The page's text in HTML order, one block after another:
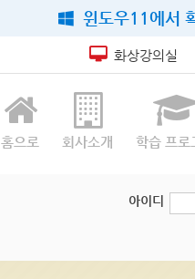
윈도우11에서
화상강의실
홈으로 회사소개 학습 프로
아이디